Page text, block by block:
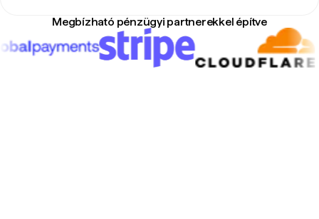
Megbízható pénzügyi partnerekkel építve